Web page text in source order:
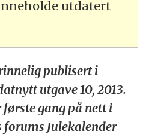
utdatert
publisert i
utgave 10, 2013.
gang på nett i
Julekalender